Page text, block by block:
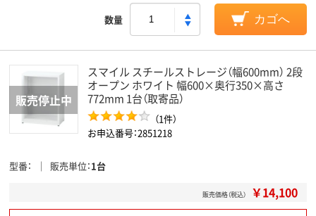
数量 カゴへ
スマイル スチールストレージ（幅600mm） 2段
オープン ホワイト 幅600×奥行350×高さ
772mm 1台（取寄品）
（1件）
お申込番号：2851218
型番 販売単位 1台
販売価格（税込） ￥14,100